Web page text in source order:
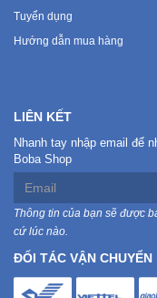
Thể
Ngoại
Ô
Xe
Máy
Đồ
Tuyển dụng
Hướng dẫn mua hàng
LIÊN KẾT
Nhanh tay nhập email để
Boba Shop
Thông tin của bạn sẽ được
cứ lúc nào.
ĐỐI TÁC VẬN CHUYỂN